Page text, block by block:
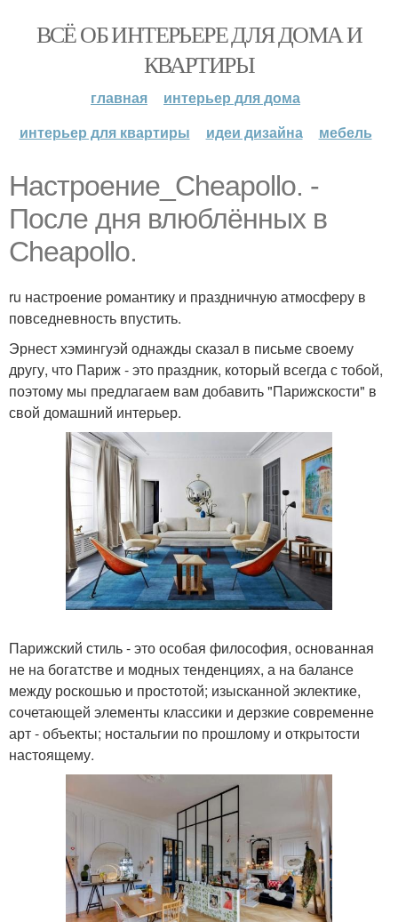
ВСЁ ОБ ИНТЕРЬЕРЕ ДЛЯ ДОМА И
КВАРТИРЫ
главная
интерьер для дома
интерьер для квартиры
идеи дизайна мебель
Настроение_Cheapollo. -
После дня влюблённых в
Cheapollo.
ru настроение романтику и праздничную атмосферу в
повседневность впустить.
Эрнест хэмингуэй однажды сказал в письме своему
другу, что Париж - это праздник, который всегда с тобой,
поэтому мы предлагаем вам добавить "Парижскости" в
свой домашний интерьер.
Парижский стиль - это особая философия, основанная
не на богатстве и модных тенденциях, а на балансе
между роскошью и простотой; изысканной эклектике,
сочетающей элементы классики и дерзкие современне
арт - объекты; ностальгии по прошлому и открытости
настоящему.